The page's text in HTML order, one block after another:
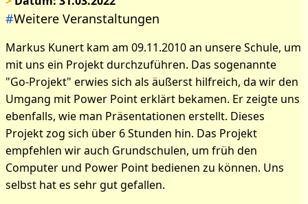
#Weitere Veranstaltungen
Markus Kunert kam am 09.11.2010 an unsere Schule, um
mit uns ein Projekt durchzuführen. Das sogenannte
"Go-Projekt" erwies sich als äußerst hilfreich, da wir den
Umgang mit Power Point erklärt bekamen. Er zeigte uns
ebenfalls, wie man Präsentationen erstellt. Dieses
Projekt zog sich über 6 Stunden hin. Das Projekt
empfehlen wir auch Grundschulen, um früh den
Computer und Power Point bedienen zu können. Uns
selbst hat es sehr gut gefallen.